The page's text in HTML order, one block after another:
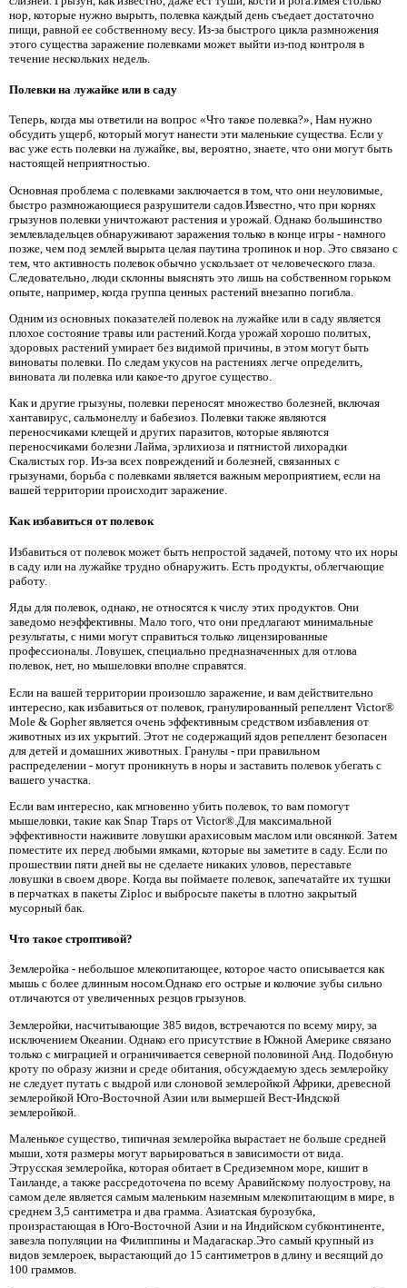
нор, которые нужно вырыть, полевка каждый день съедает достаточно
пищи, равной ее собственному весу. Из-за быстрого цикла размножения
этого существа заражение полевками может выйти из-под контроля в
течение нескольких недель.
Полевки на лужайке или в саду
Теперь, когда мы ответили на вопрос «Что такое полевка?», Нам нужно
обсудить ущерб, который могут нанести эти маленькие существа. Если у
вас уже есть полевки на лужайке, вы, вероятно, знаете, что они могут быть
настоящей неприятностью.
Основная проблема с полевками заключается в том, что они неуловимые,
быстро размножающиеся разрушители садов.Известно, что при корнях
грызунов полевки уничтожают растения и урожай. Однако большинство
землевладельцев обнаруживают заражения только в конце игры - намного
позже, чем под землей вырыта целая паутина тропинок и нор. Это связано с
тем, что активность полевок обычно ускользает от человеческого глаза.
Следовательно, люди склонны выяснять это лишь на собственном горьком
опыте, например, когда группа ценных растений внезапно погибла.
Одним из основных показателей полевок на лужайке или в саду является
плохое состояние травы или растений.Когда урожай хорошо политых,
здоровых растений умирает без видимой причины, в этом могут быть
виноваты полевки. По следам укусов на растениях легче определить,
виновата ли полевка или какое-то другое существо.
Как и другие грызуны, полевки переносят множество болезней, включая
хантавирус, сальмонеллу и бабезиоз. Полевки также являются
переносчиками клещей и других паразитов, которые являются
переносчиками болезни Лайма, эрлихиоза и пятнистой лихорадки
Скалистых гор. Из-за всех повреждений и болезней, связанных с
грызунами, борьба с полевками является важным мероприятием, если на
вашей территории происходит заражение.
Как избавиться от полевок
Избавиться от полевок может быть непростой задачей, потому что их норы
в саду или на лужайке трудно обнаружить. Есть продукты, облегчающие
работу.
Яды для полевок, однако, не относятся к числу этих продуктов. Они
заведомо неэффективны. Мало того, что они предлагают минимальные
результаты, с ними могут справиться только лицензированные
профессионалы. Ловушек, специально предназначенных для отлова
полевок, нет, но мышеловки вполне справятся.
Если на вашей территории произошло заражение, и вам действительно
интересно, как избавиться от полевок, гранулированный репеллент Victor®
Mole & Gopher является очень эффективным средством избавления от
животных из их укрытий. Этот не содержащий ядов репеллент безопасен
для детей и домашних животных. Гранулы - при правильном
распределении - могут проникнуть в норы и заставить полевок убегать с
вашего участка.
Если вам интересно, как мгновенно убить полевок, то вам помогут
мышеловки, такие как Snap Traps от Victor®.Для максимальной
эффективности наживите ловушки арахисовым маслом или овсянкой. Затем
поместите их перед любыми ямками, которые вы заметите в саду. Если по
прошествии пяти дней вы не сделаете никаких уловов, переставьте
ловушки в своем дворе. Когда вы поймаете полевок, запечатайте их тушки
в перчатках в пакеты Ziploc и выбросьте пакеты в плотно закрытый
мусорный бак.
Что такое строптивой?
Землеройка - небольшое млекопитающее, которое часто описывается как
мышь с более длинным носом.Однако его острые и колючие зубы сильно
отличаются от увеличенных резцов грызунов.
Землеройки, насчитывающие 385 видов, встречаются по всему миру, за
исключением Океании. Однако его присутствие в Южной Америке связано
только с миграцией и ограничивается северной половиной Анд. Подобную
кроту по образу жизни и среде обитания, обсуждаемую здесь землеройку
не следует путать с выдрой или слоновой землеройкой Африки, древесной
землеройкой Юго-Восточной Азии или вымершей Вест-Индской
землеройкой.
Маленькое существо, типичная землеройка вырастает не больше средней
мыши, хотя размеры могут варьироваться в зависимости от вида.
Этрусская землеройка, которая обитает в Средиземном море, кишит в
Таиланде, а также рассредоточена по всему Аравийскому полуострову, на
самом деле является самым маленьким наземным млекопитающим в мире, в
среднем 3,5 сантиметра и два грамма. Азиатская бурозубка,
произрастающая в Юго-Восточной Азии и на Индийском субконтиненте,
завезла популяции на Филиппины и Мадагаскар.Это самый крупный из
видов землероек, вырастающий до 15 сантиметров в длину и весящий до
100 граммов.